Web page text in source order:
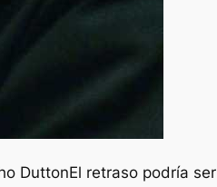
DuttonEl retraso podría ser